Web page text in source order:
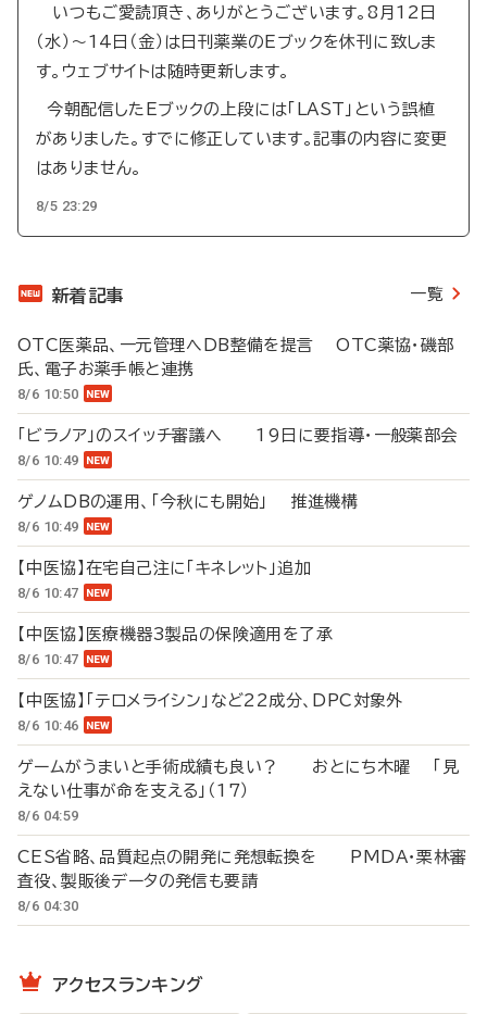
いつもご愛読頂き、ありがとうございます。8月12日
（水）～14日（金）は日刊薬業のEブックを休刊に致しま
す。ウェブサイトは随時更新します。
今朝配信したEブックの上段には「LAST」という誤植
がありました。すでに修正しています。記事の内容に変更
はありません。
8/5 23:29
新着記事 一覧
OTC医薬品、一元管理へDB整備を提言 OTC薬協・磯部
氏、電子お薬手帳と連携
8/6 10:50
「ビラノア」のスイッチ審議へ 19日に要指導・一般薬部会
8/6 10:49
ゲノムDBの運用、「今秋にも開始」 推進機構
8/6 10:49
【中医協】在宅自己注に「キネレット」追加
8/6 10:47
【中医協】医療機器3製品の保険適用を了承
8/6 10:47
【中医協】「テロメライシン」など22成分、DPC対象外
8/6 10:46
ゲームがうまいと手術成績も良い？ おとにち木曜 「見
えない仕事が命を支える」（17）
8/6 04:59
CES省略、品質起点の開発に発想転換を PMDA・栗林審
査役、製販後データの発信も要請
8/6 04:30
アクセスランキング